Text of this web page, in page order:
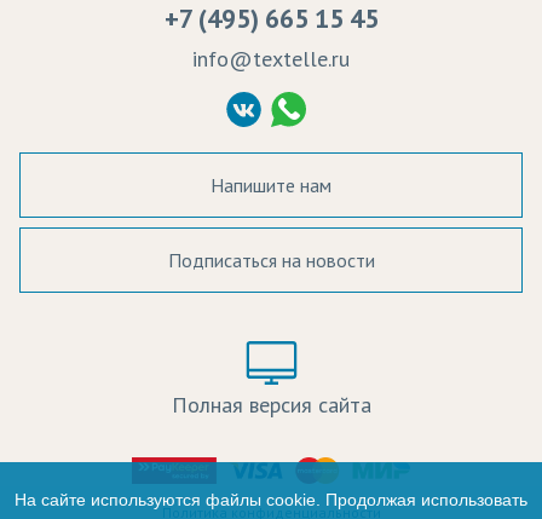
Судебные решения
Политика Конфиденциальности
Согласие на обработку ПД
+7 (495) 665 15 45
info@textelle.ru
Напишите нам
Подписаться на новости
Полная версия сайта
Политика конфиденциальности
-
На сайте используются файлы cookie. Продолжая использовать